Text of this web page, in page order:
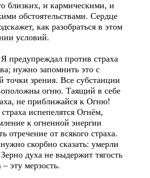
близких, и кармическими, и
обстоятельствами. Сердце
как разобраться в этом
условий.
против страха
нужно запомнить это с
точки зрения. Все субстанции
огню. Таящий в себе
не приближайся к Огню!
испепелятся Огнём,
к огненной энергии
отречение от всякого страха.
скорбно сказать: умерли
духа не выдержит тягость
– эту мерзость.